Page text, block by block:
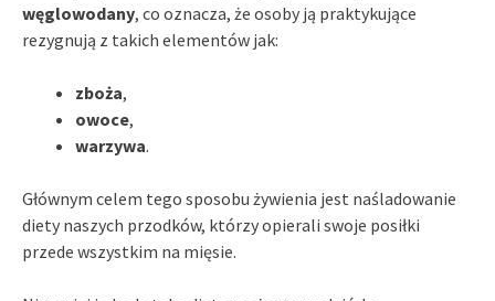
węglowodany, co oznacza, że osoby ją praktykujące
rezygnują z takich elementów jak:
zboża,
owoce,
warzywa.
Głównym celem tego sposobu żywienia jest naśladowanie
diety naszych przodków, którzy opierali swoje posiłki
przede wszystkim na mięsie.